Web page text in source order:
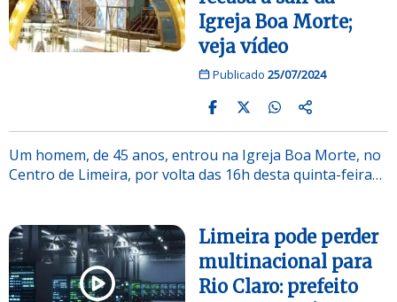
Igreja Boa Morte;
veja vídeo
Publicado 25/07/2024
Um homem, de 45 anos, entrou na Igreja Boa Morte, no
Centro de Limeira, por volta das 16h desta quinta-feira…
Limeira pode perder
multinacional para
Rio Claro: prefeito